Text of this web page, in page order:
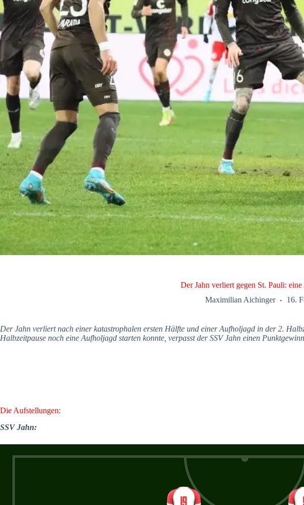
Der Jahn verliert gegen St. Pauli:
Maximilian Aichinger
16.
Der Jahn verliert nach einer katastrophalen ersten Hälfte und einer Aufholjagd in der 2.
Halbzeitpause noch eine Aufholjagd starten konnte, verpasst der SSV Jahn einen
Die Aufstellungen:
SSV Jahn: